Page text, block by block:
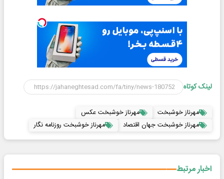
لینک کوتاه
مهرناز خوشبخت
مهرناز خوشبخت عکس
مهرناز خوشبخت جهان اقتصاد
مهرناز خوشبخت روزنامه نگار
اخبار مرتبط